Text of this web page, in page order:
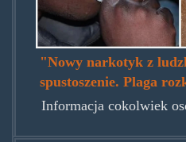
"Nowy narkotyk z
spustoszenie. Plaga
Informacja cokolwiek